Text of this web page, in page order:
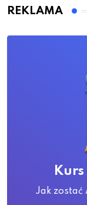
REKLAMA
Jak zostać